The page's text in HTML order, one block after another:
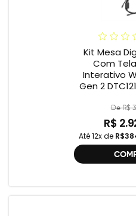
Kit Mesa
Com
Interativo
Gen 2
geração ,
De R$
R$
Até 12x de